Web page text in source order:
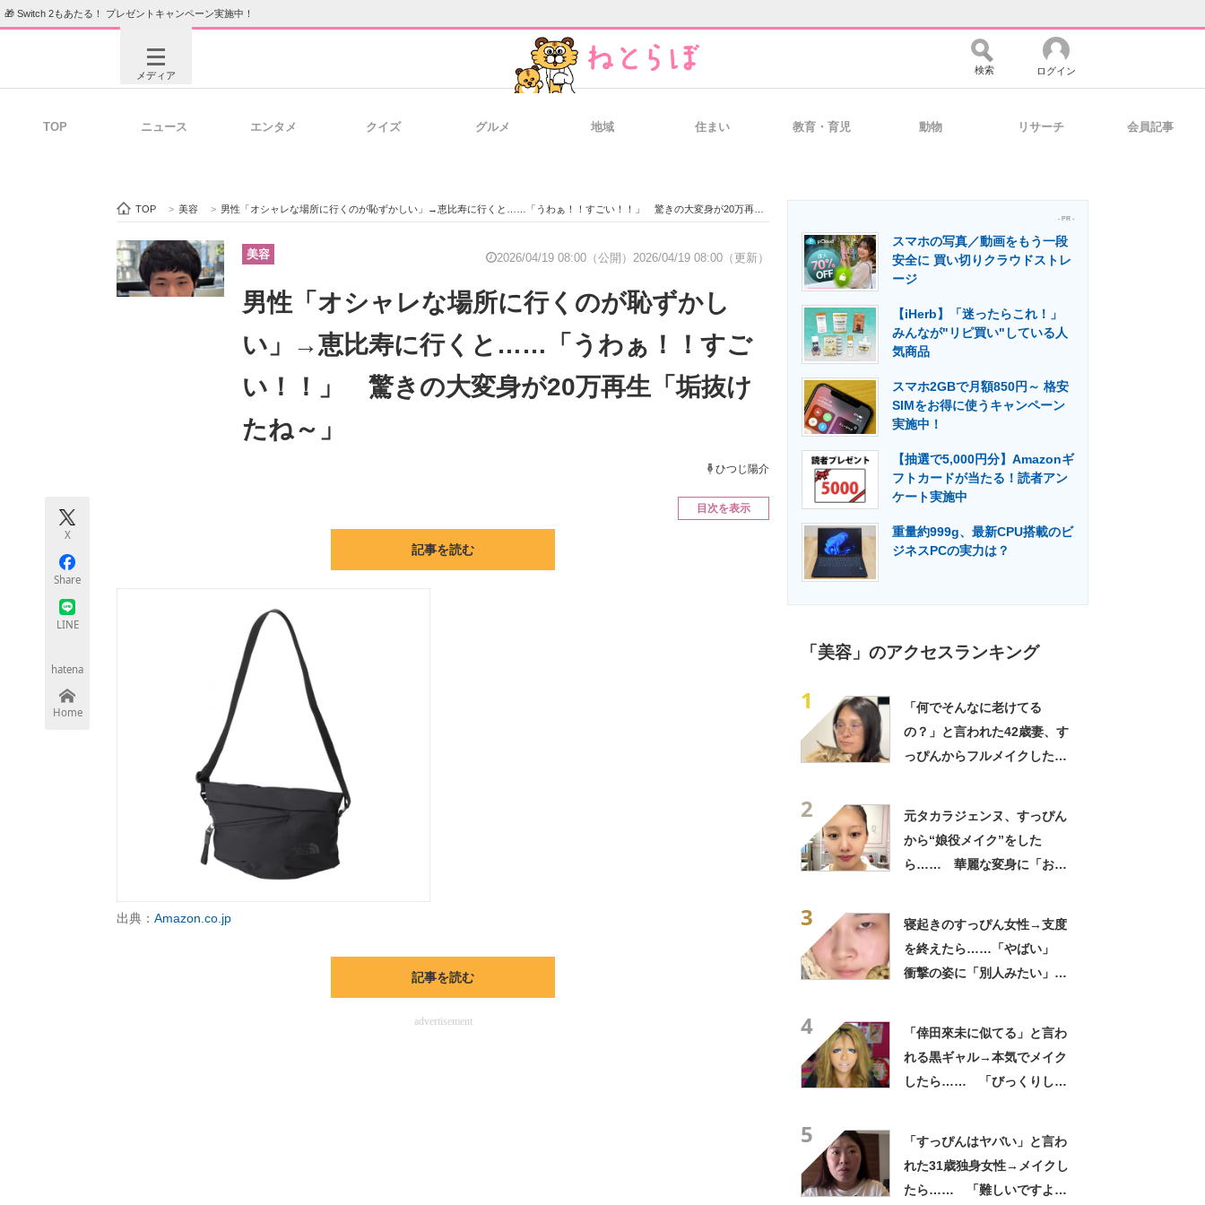
🎁 Switch 2もあたる！ プレゼントキャンペーン実施中！
メディア
ビジネスと働き方のヒント 経営リーダーのコミュニティ マーケ×ITの今がよく分かる
企業向けIT製品の総合サイト 製造業のIT導入・活用を支援
エネルギーの専門メディア 建設×テクノロジーの最前線
検索 ログイン
TOP ニュース エンタメ クイズ グルメ 地域 住まい 教育・育児 動物 リサーチ 会員記事
TOP > 美容 > 男性「オシャレな場所に行くのが恥ずかしい」→恵比寿に行くと……「うわぁ！！すごい！！」 驚きの大変身が20万再生「垢抜けたね～」
美容 2026/04/19 08:00（公開） 2026/04/19 08:00（更新）
男性「オシャレな場所に行くのが恥ずかし
い」→恵比寿に行くと……「うわぁ！！すご
い！！」 驚きの大変身が20万再生「垢抜け
たね～」
ひつじ陽介
X
Share
LINE
hatena
Home
目次を表示
記事を読む
出典： Amazon.co.jp
記事を読む
advertisement
- PR -
スマホの写真／動画をもう一段
安全に 買い切りクラウドストレ
ージ
【iHerb】「迷ったらこれ！」
みんなが"リピ買い"している人
気商品
スマホ2GBで月額850円～ 格安
SIMをお得に使うキャンペーン
実施中！
【抽選で5,000円分】Amazonギ
フトカードが当たる！読者アン
ケート実施中
重量約999g、最新CPU搭載のビ
ジネスPCの実力は？
「美容」のアクセスランキング
1
「何でそんなに老けてる
の？」と言われた42歳妻、す
っぴんからフルメイクした
2
元タカラジェンヌ、すっぴん
から“娘役メイク”をした
ら…… 華麗な変身に「おぉ
3
寝起きのすっぴん女性→支度
を終えたら……「やばい」
衝撃の姿に「別人みたい」
4
「倖田來未に似てる」と言わ
れる黒ギャル→本気でメイク
したら…… 「びっくりし
5
「すっぴんはヤバい」と言わ
れた31歳独身女性→メイクし
たら…… 「難しいですよ